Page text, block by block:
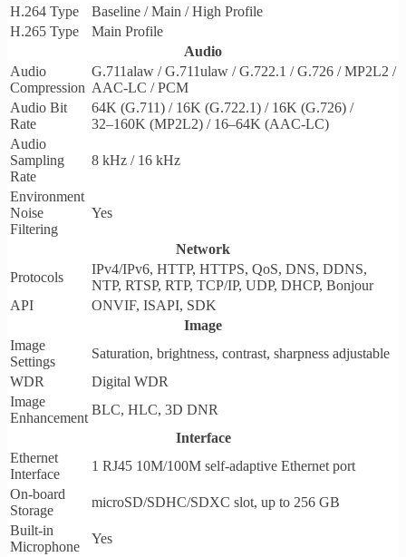
H.264 Type
Baseline / Main / High Profile
H.265 Type
Main Profile
Audio
Audio
Compression
G.711alaw / G.711ulaw / G.722.1 / G.726 / MP2L2 /
AAC-LC / PCM
Audio Bit
Rate
64K (G.711) / 16K (G.722.1) / 16K (G.726) /
32–160K (MP2L2) / 16–64K (AAC-LC)
Audio
Sampling
Rate
8 kHz / 16 kHz
Environment
Noise
Filtering
Yes
Network
Protocols
IPv4/IPv6, HTTP, HTTPS, QoS, DNS, DDNS,
NTP, RTSP, RTP, TCP/IP, UDP, DHCP, Bonjour
API
ONVIF, ISAPI, SDK
Image
Image
Settings
Saturation, brightness, contrast, sharpness adjustable
WDR
Digital WDR
Image
Enhancement
BLC, HLC, 3D DNR
Interface
Ethernet
Interface
1 RJ45 10M/100M self-adaptive Ethernet port
On-board
Storage
microSD/SDHC/SDXC slot, up to 256 GB
Built-in
Microphone
Yes